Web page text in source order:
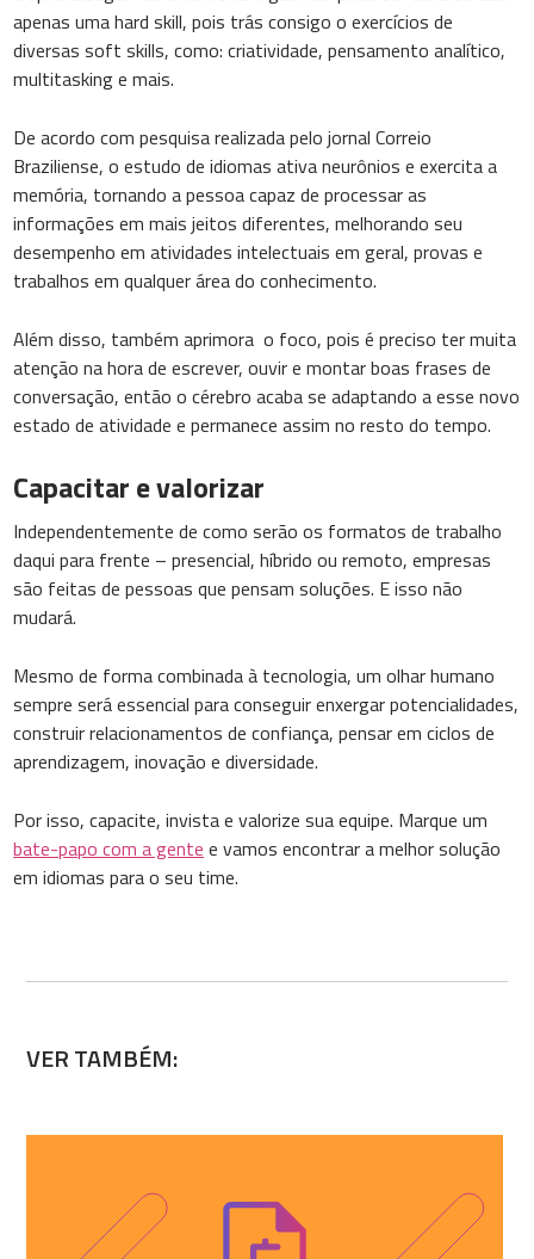
apenas uma hard skill, pois trás consigo o exercícios de
diversas soft skills, como: criatividade, pensamento analítico,
multitasking e mais.
De acordo com pesquisa realizada pelo jornal Correio
Braziliense, o estudo de idiomas ativa neurônios e exercita a
memória, tornando a pessoa capaz de processar as
informações em mais jeitos diferentes, melhorando seu
desempenho em atividades intelectuais em geral, provas e
trabalhos em qualquer área do conhecimento.
Além disso, também aprimora o foco, pois é preciso ter muita
atenção na hora de escrever, ouvir e montar boas frases de
conversação, então o cérebro acaba se adaptando a esse novo
estado de atividade e permanece assim no resto do tempo.
Capacitar e valorizar
Independentemente de como serão os formatos de trabalho
daqui para frente – presencial, híbrido ou remoto, empresas
são feitas de pessoas que pensam soluções. E isso não
mudará.
Mesmo de forma combinada à tecnologia, um olhar humano
sempre será essencial para conseguir enxergar potencialidades,
construir relacionamentos de confiança, pensar em ciclos de
aprendizagem, inovação e diversidade.
Por isso, capacite, invista e valorize sua equipe. Marque um
bate-papo com a gente e vamos encontrar a melhor solução
em idiomas para o seu time.
VER TAMBÉM: